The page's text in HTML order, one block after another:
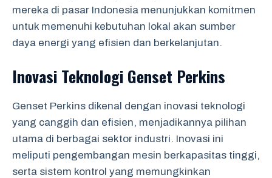
mereka di pasar Indonesia menunjukkan komitmen
untuk memenuhi kebutuhan lokal akan sumber
daya energi yang efisien dan berkelanjutan.
Inovasi Teknologi Genset Perkins
Genset Perkins dikenal dengan inovasi teknologi
yang canggih dan efisien, menjadikannya pilihan
utama di berbagai sektor industri. Inovasi ini
meliputi pengembangan mesin berkapasitas tinggi,
serta sistem kontrol yang memungkinkan